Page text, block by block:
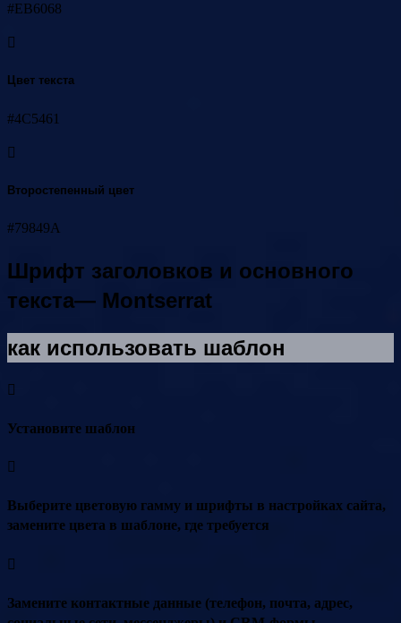
#EB6068
Цвет текста
#4C5461
Второстепенный цвет
#79849A
Шрифт заголовков и основного
текста— Montserrat
как использовать шаблон
Установите шаблон
Выберите цветовую гамму и шрифты в настройках сайта,
замените цвета в шаблоне, где требуется
Замените контактные данные (телефон, почта, адрес,